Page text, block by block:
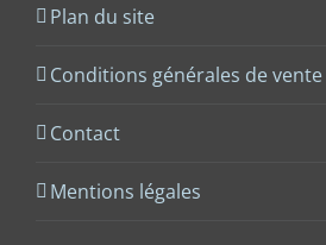
Plan du site
Conditions générales de vente
Contact
Mentions légales